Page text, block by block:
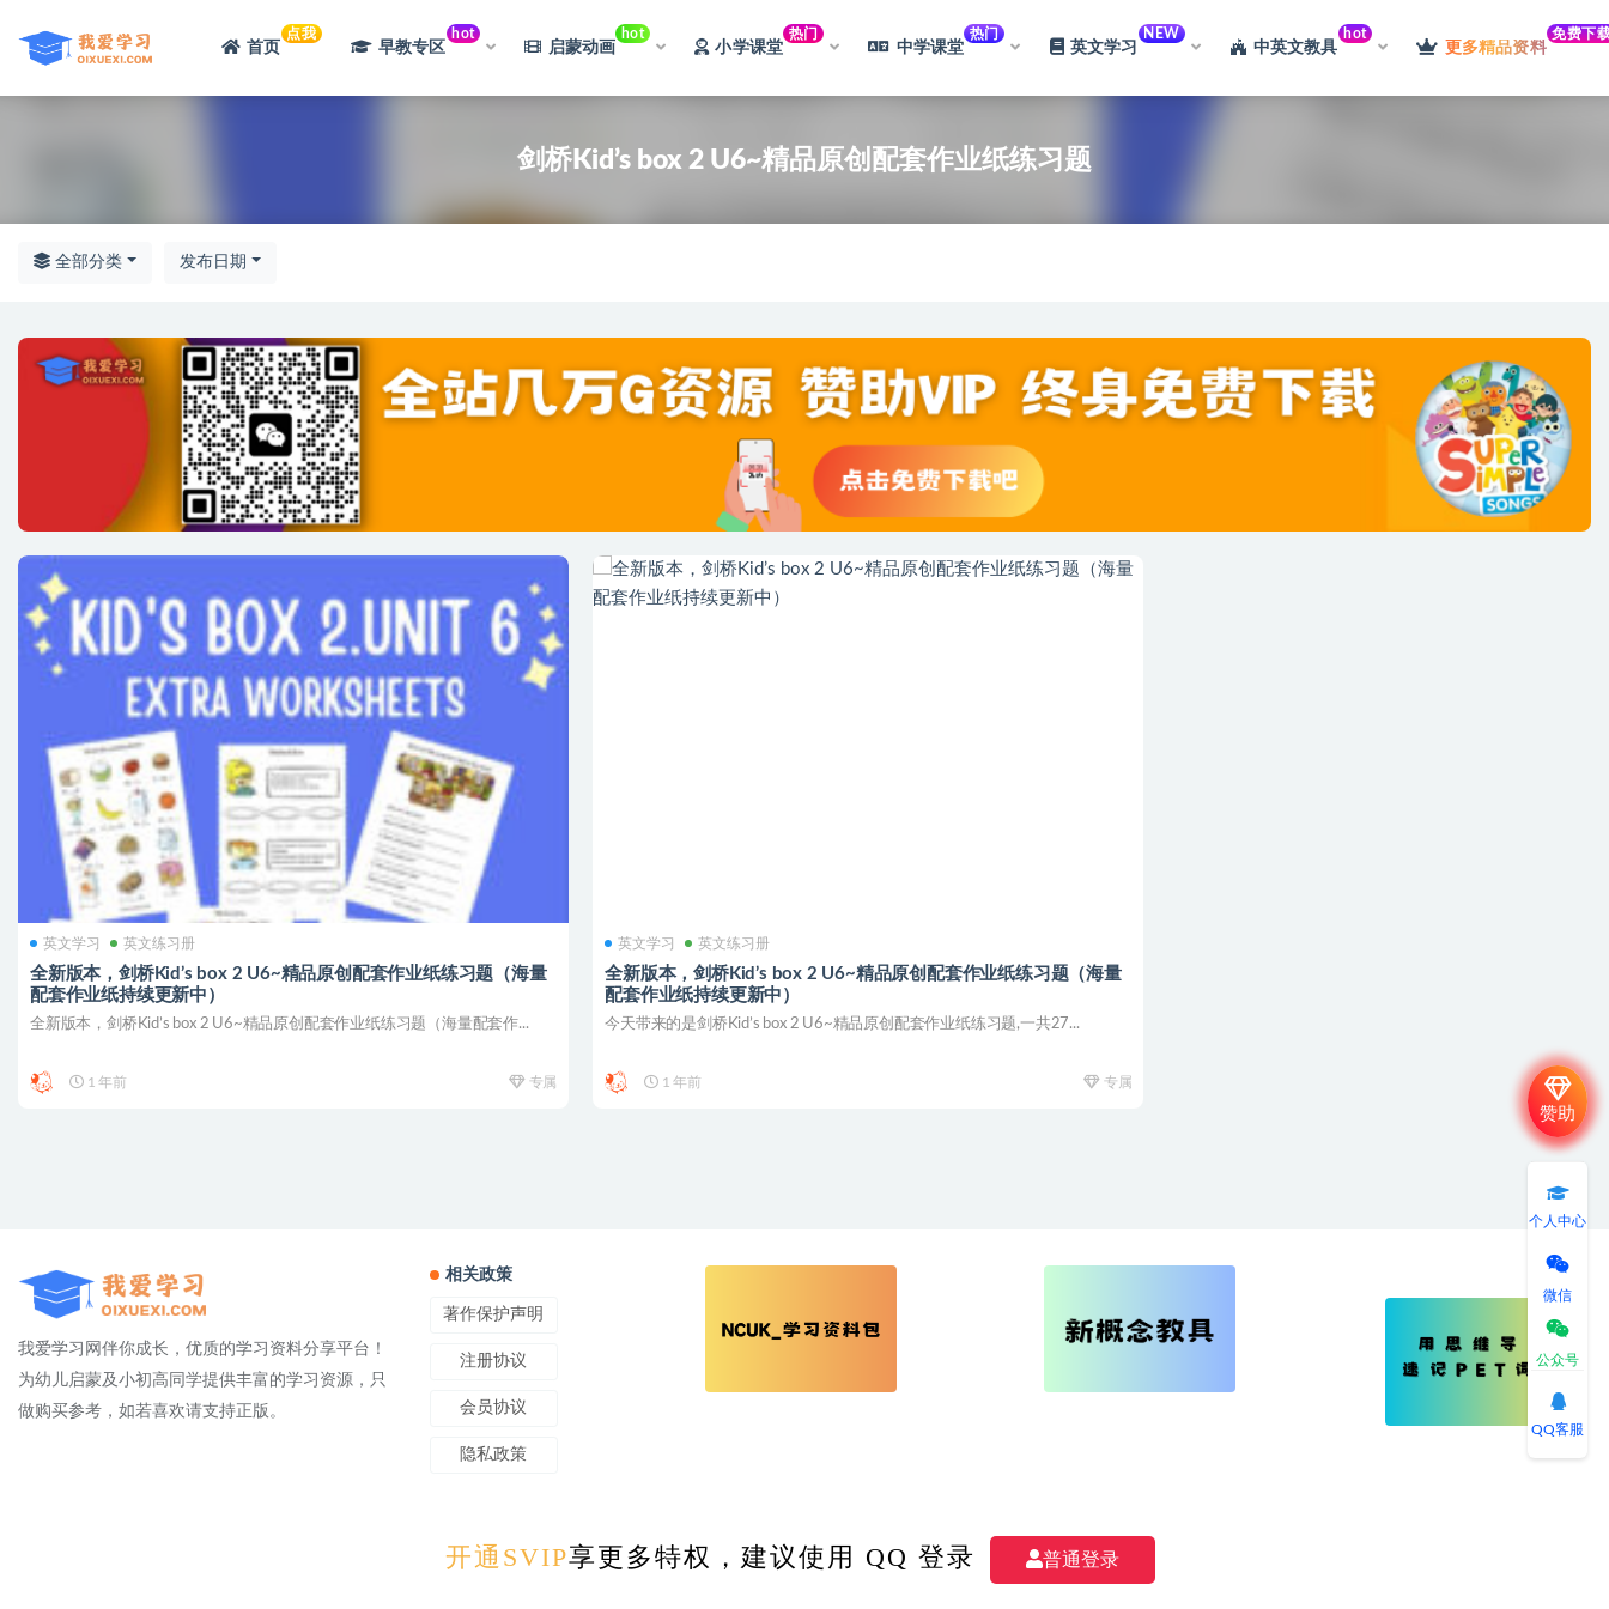
首页
点我
早教专区
hot
启蒙动画
hot
小学课堂
热门
中学课堂
热门
英文学习
NEW
中英文教具
hot
更多精品资料
免费下
剑桥Kid’s box 2 U6~精品原创配套作业纸练习题
全部分类 发布日期
英文学习 英文练习册
全新版本，剑桥Kid’s box 2 U6~精品原创配套作业纸练习题（海量
配套作业纸持续更新中）
全新版本，剑桥Kid’s box 2 U6~精品原创配套作业纸练习题（海量配套作...
1 年前 专属
英文学习 英文练习册
全新版本，剑桥Kid’s box 2 U6~精品原创配套作业纸练习题（海量
配套作业纸持续更新中）
今天带来的是剑桥Kid’s box 2 U6~精品原创配套作业纸练习题,一共27...
1 年前 专属
我爱学习网伴你成长，优质的学习资料分享平台！
为幼儿启蒙及小初高同学提供丰富的学习资源，只
做购买参考，如若喜欢请支持正版。
相关政策
著作保护声明
注册协议
会员协议
隐私政策
OIXUEXI.COM - All rights reserved 我爱学习 版权所有 | 备案号：湘ICP备2023007409号-1 | 湘公网安备 43040802000191号
赞助
个人中心
微信
公众号
QQ客服
开通SVIP享更多特权，建议使用 QQ 登录 普通登录